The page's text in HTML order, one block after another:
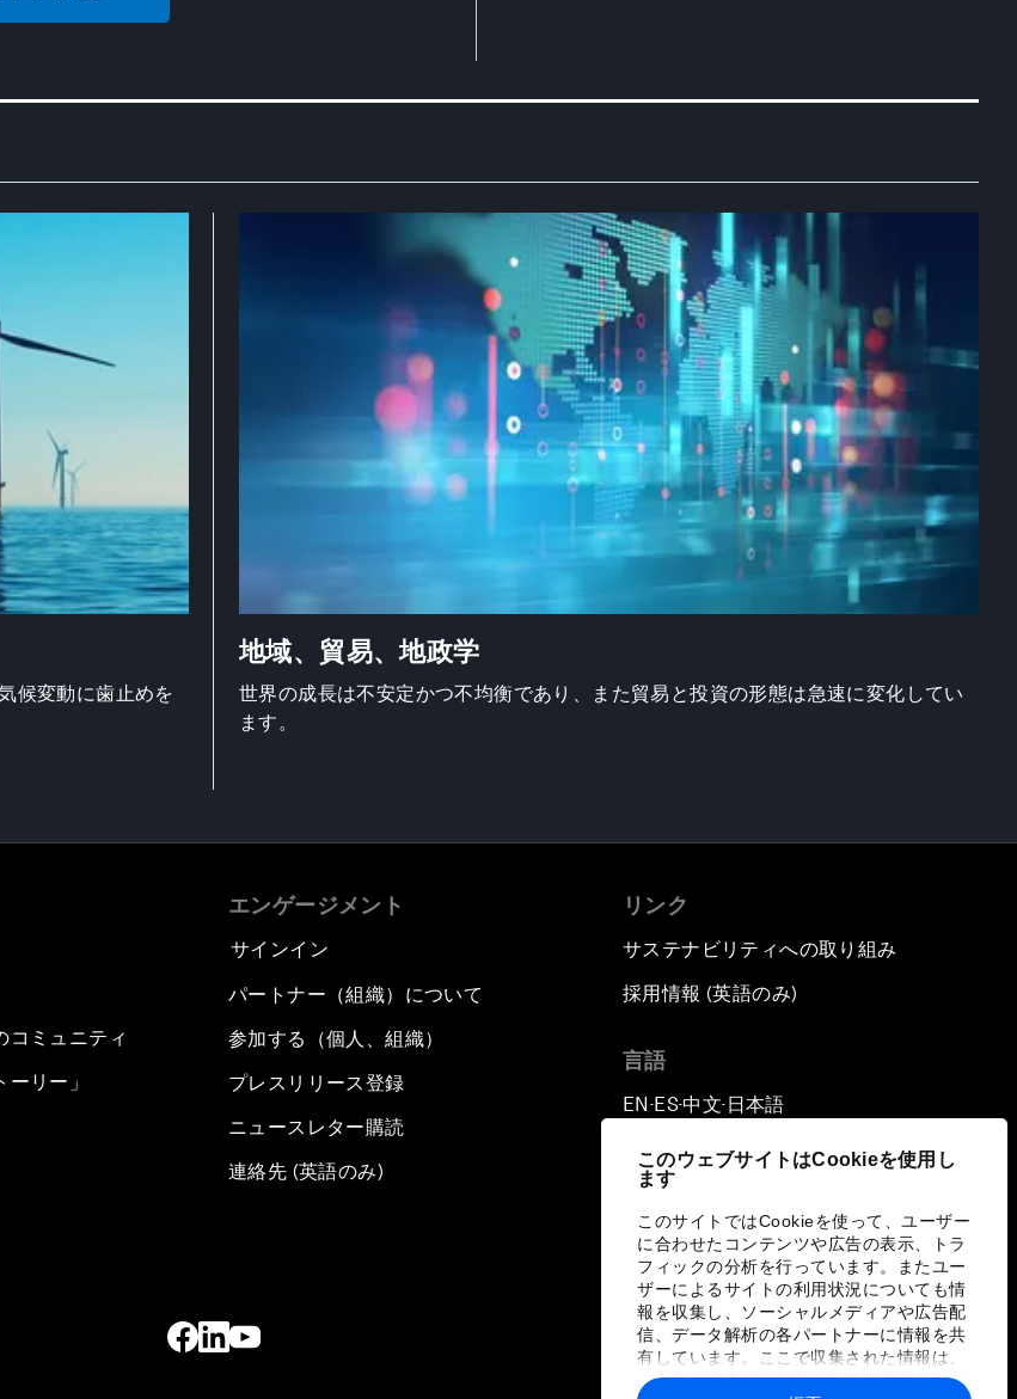
このウェブサイトはCookieを使用し
ます
このサイトではCookieを使って、ユーザー
に合わせたコンテンツや広告の表示、トラ
フィックの分析を行っています。またユー
ザーによるサイトの利用状況についても情
報を収集し、ソーシャルメディアや広告配
信、データ解析の各パートナーに情報を共
有しています。ここで収集された情報は、
ユーザーが各パートナーに提供した他の情
候変動に歯止めを
地域、貿易、地政学
世界の成長は不安定かつ不均衡であり、また貿易と投資の形態は急速に変化してい
ます。
コミュニティ
ーリー」
エンゲージメント
サインイン
パートナー（組織）について
参加する（個人、組織）
プレスリリース登録
ニュースレター購読
連絡先 (英語のみ)
リンク
サステナビリティへの取り組み
採用情報 (英語のみ)
言語
EN ▪ES▪中文▪ 日本語